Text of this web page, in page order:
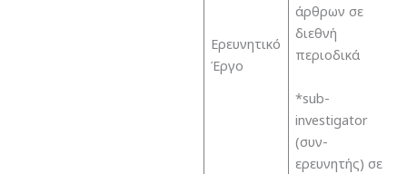
Ερευνητικό
Έργο
άρθρων σε
διεθνή
περιοδικά
*sub-
investigator
(συν-
ερευνητής) σε